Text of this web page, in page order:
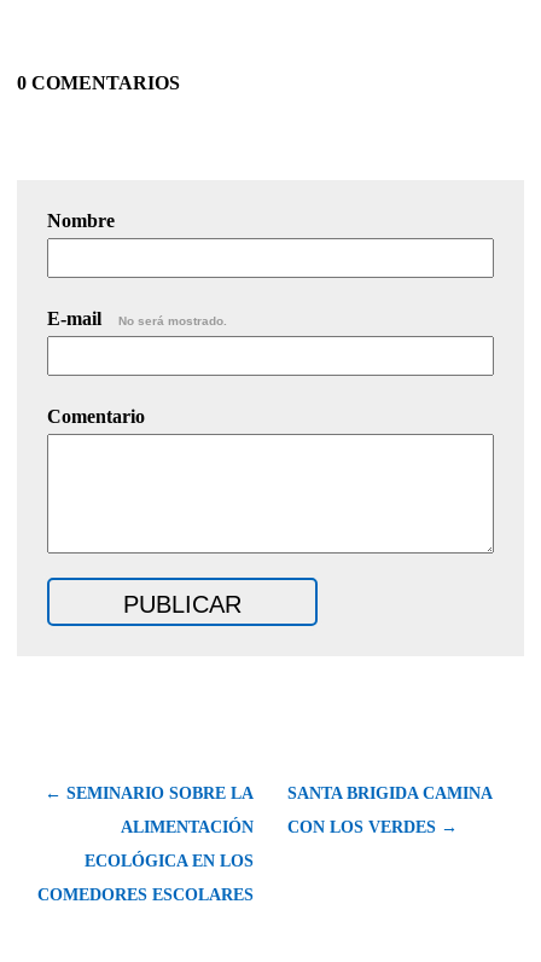
0 COMENTARIOS
Nombre
E-mail No será mostrado.
Comentario
← SEMINARIO SOBRE LA
ALIMENTACIÓN
ECOLÓGICA EN LOS
COMEDORES ESCOLARES
SANTA BRIGIDA CAMINA
CON LOS VERDES →